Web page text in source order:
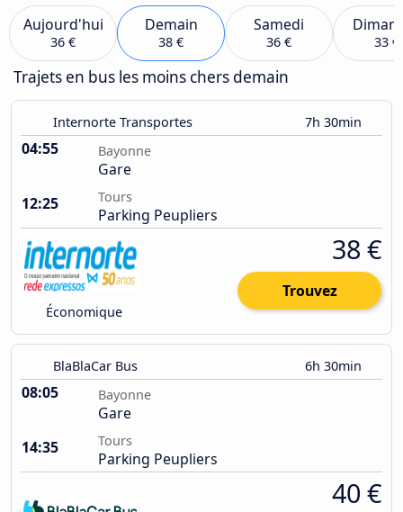
Aujourd'hui
36 €
Demain
38 €
Samedi
36 € 33 €
Trajets en bus les moins chers demain
Internorte Transportes 7h 30min
04:55 Bayonne
Gare
12:25
Tours
Parking Peupliers
Économique
38 €
Trouvez
BlaBlaCar Bus 6h 30min
08:05 Bayonne
Gare
14:35
Tours
Parking Peupliers
40 €